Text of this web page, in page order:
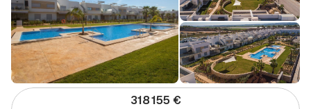
318 155 €